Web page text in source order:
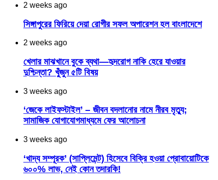
2 weeks ago
সিঙ্গাপুরের ফিরিয়ে দেয়া রোগীর সফল অপারেশন হল বাংলাদেশে
2 weeks ago
খেলার মাঝখানে বুকে ব্যথা—হৃদরোগ নাকি হেরে যাওয়ার
দুশ্চিন্তা? খুঁজুন ৫টি বিষয়
3 weeks ago
‘জেকে লাইফস্টাইল’ – জীবন বদলানোর নামে নীরব মৃত্যু;
সামাজিক যোগাযোগমাধ্যমে ফের আলোচনা
3 weeks ago
‘খাদ্য সম্পূরক’ (সাপ্লিমেন্ট) হিসেবে বিক্রি হওয়া প্রোবায়োটিকে
৬০০% লাভ, নেই কোন তদারকি!